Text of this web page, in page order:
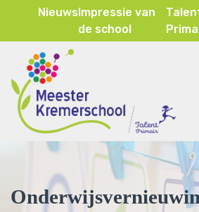
NieuwsImpressie van
de school
Home
Onze school
Ons onderwijs
Inspraak &